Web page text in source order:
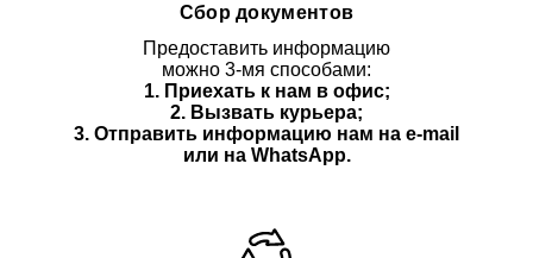
Сбор документов
Предоставить информацию
можно 3-мя способами:
1. Приехать к нам в офис;
2. Вызвать курьера;
3. Отправить информацию нам на e-mail
или на WhatsApp.